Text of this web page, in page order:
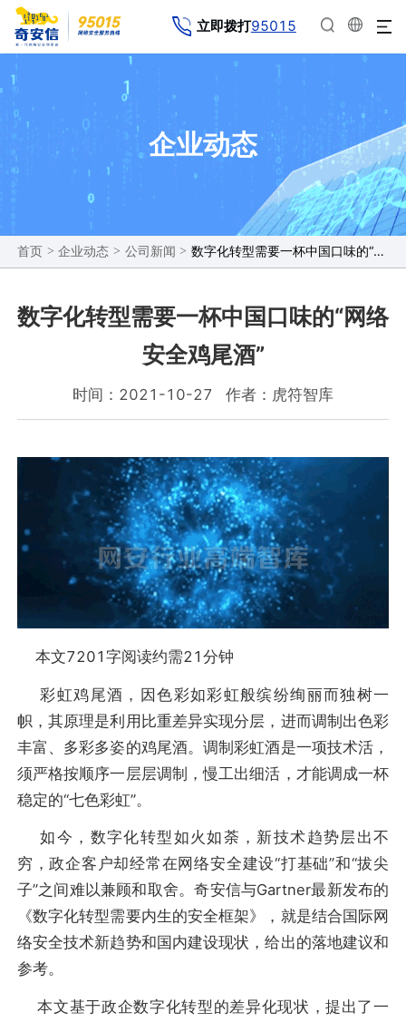
立即拨打95015
企业动态
首页 > 企业动态 > 公司新闻 > 数字化转型需要一杯中国口味的“网络安全鸡尾酒”
数字化转型需要一杯中国口味的“网络
安全鸡尾酒”
时间：2021-10-27 作者：虎符智库
本文7201字阅读约需21分钟
彩虹鸡尾酒，因色彩如彩虹般缤纷绚丽而独树一
帜，其原理是利用比重差异实现分层，进而调制出色彩
丰富、多彩多姿的鸡尾酒。调制彩虹酒是一项技术活，
须严格按顺序一层层调制，慢工出细活，才能调成一杯
稳定的“七色彩虹”。
如今，数字化转型如火如荼，新技术趋势层出不
穷，政企客户却经常在网络安全建设“打基础”和“拔尖
子”之间难以兼顾和取舍。奇安信与Gartner最新发布的
《数字化转型需要内生的安全框架》，就是结合国际网
络安全技术新趋势和国内建设现状，给出的落地建议和
参考。
本文基于政企数字化转型的差异化现状，提出了一